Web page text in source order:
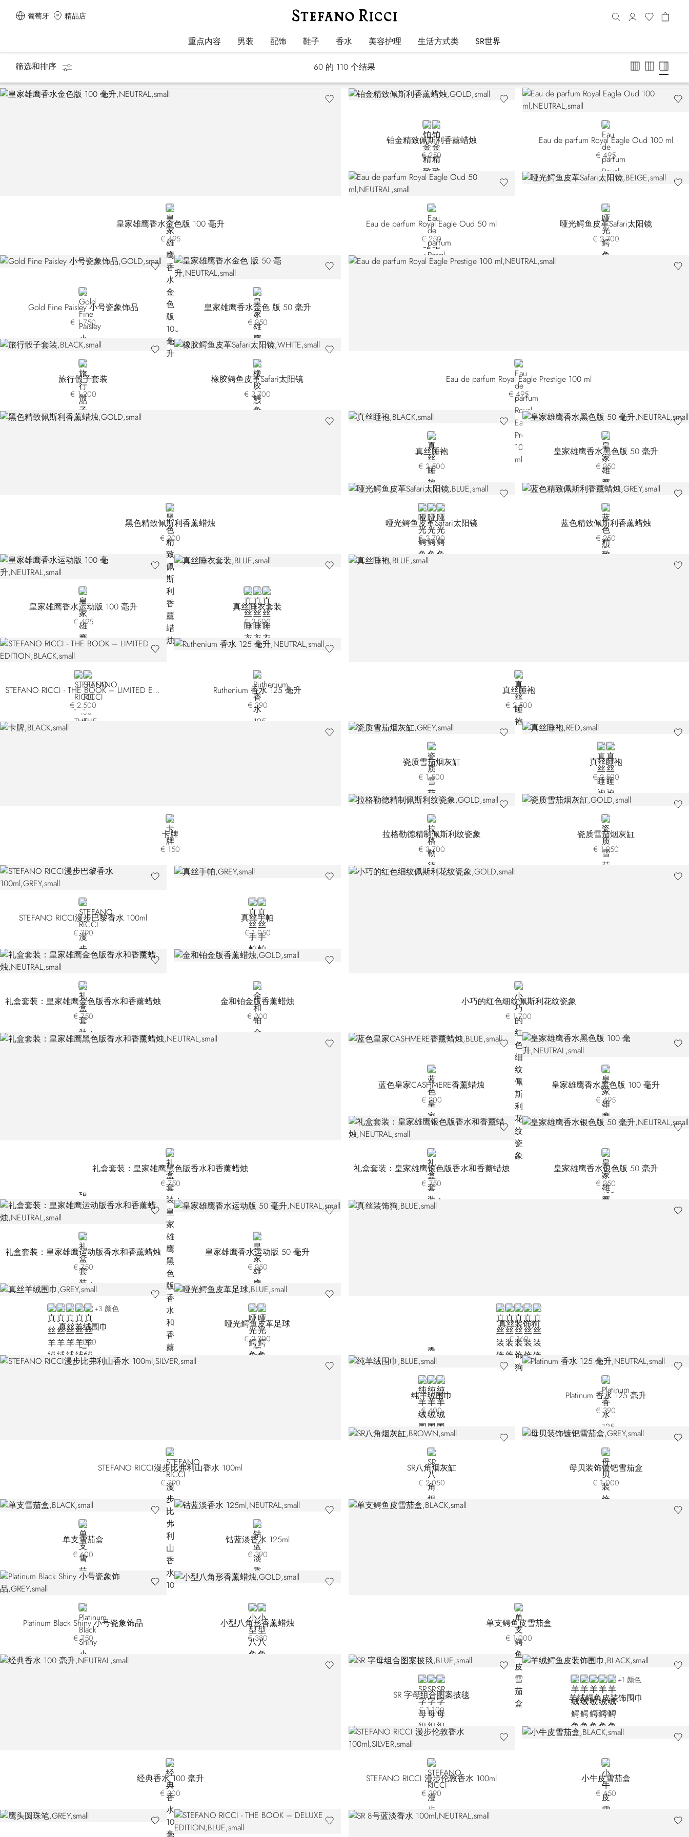
葡萄牙 精品店
重点内容 男装 配饰 鞋子 香水 美容护理 生活方式类 SR世界
主页 礼品
礼品
筛选和排序 60 的 110 个结果
NEUTRAL
皇家雄鹰香水金色版 100 毫升
€ 495
GOLD
GREY
铂金精致佩斯利香薰蜡烛
€ 250
NEUTRAL
Eau de parfum Royal Eagle Oud 100 ml
€ 495
NEUTRAL
Eau de parfum Royal Eagle Oud 50 ml
€ 250
BEIGE
哑光鳄鱼皮革Safari太阳镜
€ 2.700
GOLD
Gold Fine Paisley 小号瓷象饰品
€ 1.750
NEUTRAL
皇家雄鹰香水金色 版 50 毫升
€ 250
NEUTRAL
Eau de parfum Royal Eagle Prestige 100 ml
€ 495
BLACK
旅行骰子套装
€ 1.200
WHITE
橡胶鳄鱼皮革Safari太阳镜
€ 2.700
GOLD
黑色精致佩斯利香薰蜡烛
€ 200
BLACK
真丝睡袍
€ 2.500
NEUTRAL
皇家雄鹰香水黑色版 50 毫升
€ 250
BLUE CS-B075
BLUE CS-B077
BLACK
哑光鳄鱼皮革Safari太阳镜
€ 2.700
GREY
蓝色精致佩斯利香薰蜡烛
€ 250
NEUTRAL
皇家雄鹰香水运动版 100 毫升
€ 495
BLUEWHITEBLACK
真丝睡衣套装
€ 2.500
BLUE
真丝睡袍
€ 2.500
BLACK
RED
STEFANO RICCI - THE BOOK – LIMITED EDITION
€ 2.500
NEUTRAL
Ruthenium 香水 125 毫升
€ 390
BLACK
卡牌
€ 150
GREY
瓷质雪茄烟灰缸
€ 1.500
REDGREEN
真丝睡袍
€ 2.500
GOLD
拉格勒德精制佩斯利纹瓷象
€ 3.700
GOLD
瓷质雪茄烟灰缸
€ 1.950
GREY
STEFANO RICCI漫步巴黎香水 100ml
€ 390
GREYRED 45301V-004
真丝手帕
€ 1.050
GOLD
小巧的红色细纹佩斯利花纹瓷象
€ 1.700
NEUTRAL
礼盒套装：皇家雄鹰金色版香水和香薰蜡烛
€ 750
GOLD
金和铂金版香薰蜡烛
€ 200
NEUTRAL
礼盒套装：皇家雄鹰黑色版香水和香薰蜡烛
€ 750
BLUE
蓝色皇家CASHMERE香薰蜡烛
€ 200
NEUTRAL
皇家雄鹰香水黑色版 100 毫升
€ 495
NEUTRAL
礼盒套装：皇家雄鹰银色版香水和香薰蜡烛
€ 750
NEUTRAL
皇家雄鹰香水银色版 50 毫升
€ 250
NEUTRAL
礼盒套装：皇家雄鹰运动版香水和香薰蜡烛
€ 750
NEUTRAL
皇家雄鹰香水运动版 50 毫升
€ 250
BLUE 20SE23-001
BLUE 20SE23-002
BLUE 20SE23-003
VIOLETYELLOW
真丝装饰狗
€ 160
GREYGREEN 14249-3166
VIOLET 14249-3177
GREEN 14249-3189
BEIGE+3 颜色
真丝羊绒围巾
€ 1.000
BLUEORANGE
哑光鳄鱼皮革足球
€ 2.300
SILVER
STEFANO RICCI漫步比弗利山香水 100ml
€ 390
BLUEBLACKWHITE
纯羊绒围巾
€ 400
NEUTRAL
Platinum 香水 125 毫升
€ 390
BROWN
SR八角烟灰缸
€ 2.050
GREY
母贝装饰镀钯雪茄盒
€ 1.000
BLACK
单支雪茄盒
€ 600
NEUTRAL
钴蓝淡香水 125ml
€ 390
BLACK
单支鳄鱼皮雪茄盒
€ 1.000
GREY
Platinum Black Shiny 小号瓷象饰品
€ 750
GOLD
GREY
小型八角形香薰蜡烛
€ 380
NEUTRAL
经典香水 100 毫升
€ 300
BLUEBROWN
RED
SR 字母组合图案披毯
€ 1.100
BLACK 6853-131
GREY 6853-5109
BLACK 6853-5131
BEIGE 6853-5217
BROWN
+1 颜色
羊绒鳄鱼皮装饰围巾
€ 800
SILVER
STEFANO RICCI 漫步伦敦香水 100ml
€ 390
BLACK
小牛皮雪茄盒
€ 450